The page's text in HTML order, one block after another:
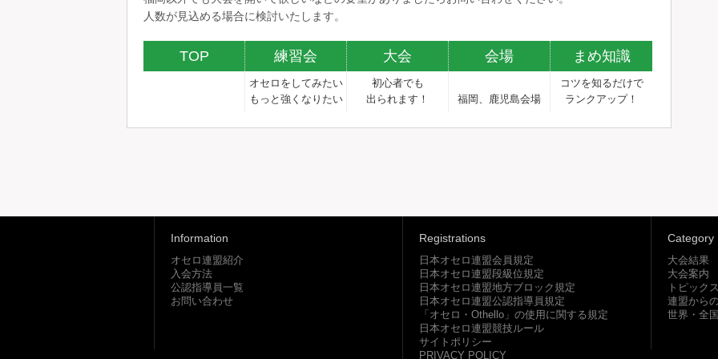
人数が見込める場合に検討いたします。
TOP 練習会
オセロをしてみたい
もっと強くなりたい
大会
初心者でも
出られます！
会場
福岡、鹿児島会場
まめ知識
コツを知るだけで
ランクアップ！
Information
オセロ連盟紹介
入会方法
公認指導員一覧
お問い合わせ
Registrations
日本オセロ連盟会員規定
日本オセロ連盟段級位規定
日本オセロ連盟地方ブロック規定
日本オセロ連盟公認指導員規定
「オセロ・Othello」の使用に関する規定
日本オセロ連盟競技ルール
サイトポリシー
PRIVACY POLICY
Category
大会結果
大会案内
トピックス
連盟から
世界・全